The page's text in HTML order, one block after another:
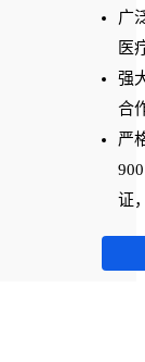
广
医
强
合
严
证